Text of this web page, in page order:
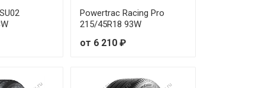
840 ₽
560 ₽
Powertrac Racing Pro
215/45R18 93W
от 6 210 ₽